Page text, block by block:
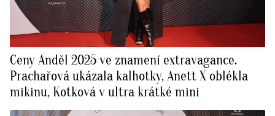
Ceny Anděl 2025 ve znamení extravagance.
Prachařová ukázala kalhotky, Anett X oblékla
mikinu, Kotková v ultra krátké mini